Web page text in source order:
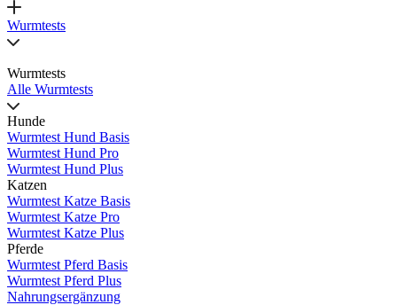
Wurmtests
Wurmtests
Alle Wurmtests
Hunde
Wurmtest Hund Basis
Wurmtest Hund Pro
Wurmtest Hund Plus
Katzen
Wurmtest Katze Basis
Wurmtest Katze Pro
Wurmtest Katze Plus
Pferde
Wurmtest Pferd Basis
Wurmtest Pferd Plus
Nahrungsergänzung